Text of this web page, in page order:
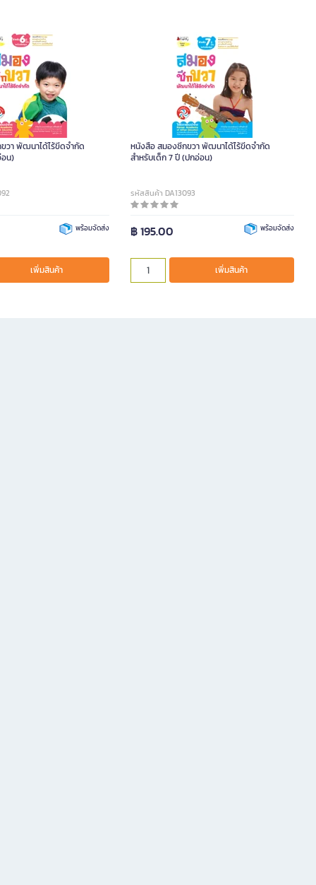
วา พัฒนาได้ไร้ขีดจำกัด
น)
พร้อมจัดส่ง
เพิ่มสินค้า
หนังสือ สมองซีกขวา พัฒนาได้ไร้ขีดจำกัด
สำหรับเด็ก 7 ปี (ปกอ่อน)
รหัสสินค้า DA13093
฿ 195.00 พร้อมจัดส่ง
เพิ่มสินค้า